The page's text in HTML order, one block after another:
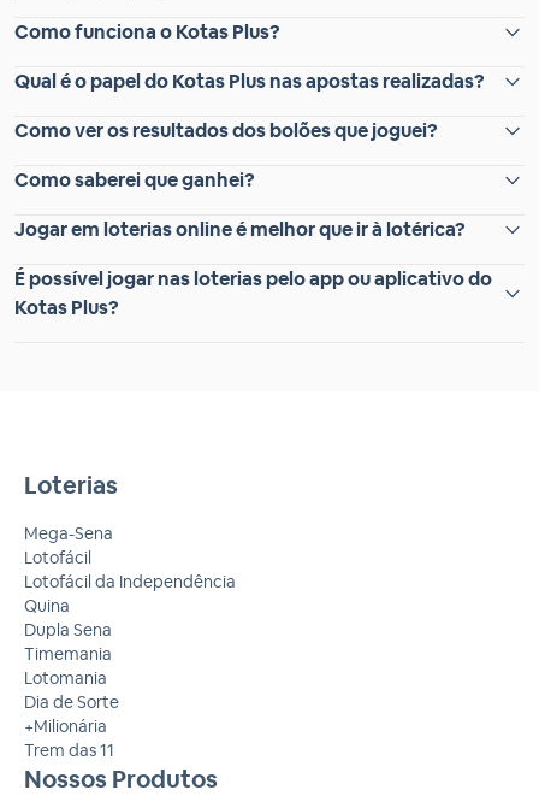
Como funciona o Kotas Plus?
Qual é o papel do Kotas Plus nas apostas realizadas?
Como ver os resultados dos bolões que joguei?
Como saberei que ganhei?
Jogar em loterias online é melhor que ir à lotérica?
É possível jogar nas loterias pelo app ou aplicativo do
Kotas Plus?
Loterias
Mega-Sena
Lotofácil
Lotofácil da Independência
Quina
Dupla Sena
Timemania
Lotomania
Dia de Sorte
+Milionária
Trem das 11
Nossos Produtos